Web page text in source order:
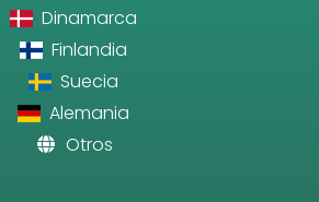
Dinamarca
Finlandia
Suecia
Alemania
Otros